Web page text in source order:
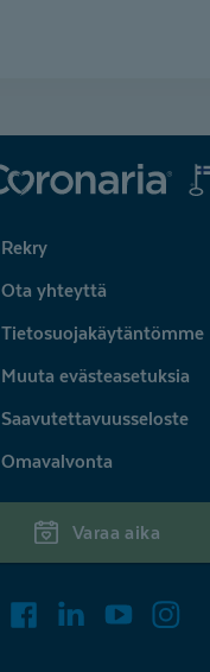
Coronaria
Rekry
Ota yhteyttä
Tietosuojakäytäntömme
Muuta evästeasetuksia
Saavutettavuusseloste
Omavalvonta
Varaa aika
FacebookLinkedInYoutube